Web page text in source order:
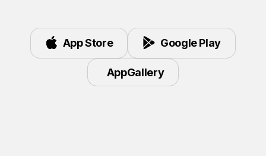
App Store Google Play
AppGallery